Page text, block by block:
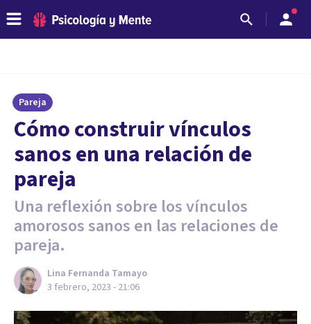
Pareja
Cómo construir vínculos
sanos en una relación de
pareja
Una reflexión sobre los vínculos
amorosos sanos en las relaciones de
pareja.
Lina Fernanda Tamayo
3 febrero, 2023 - 21:06